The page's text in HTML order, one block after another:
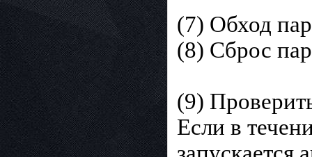
(7) Обход
(8) Сброс
(9)
Если в